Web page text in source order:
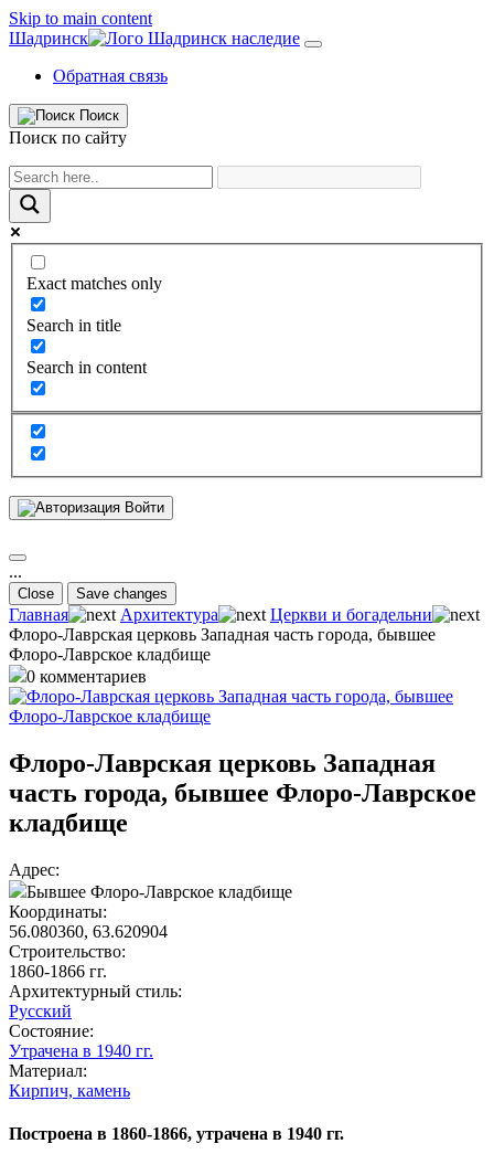
Skip to main content
Шадринск
Обратная связь
Поиск
Поиск по сайту
Exact matches only
Search in title
Search in content
Войти
...
Close Save changes
Главная Архитектура
Церкви и богадельни
Флоро-Лаврская церковь Западная часть города, бывшее
Флоро-Лаврское кладбище
0 комментариев
Флоро-Лаврская церковь Западная
часть города, бывшее Флоро-Лаврское
кладбище
Адрес:
Бывшее Флоро-Лаврское кладбище
Координаты:
56.080360, 63.620904
Строительство:
1860-1866 гг.
Архитектурный стиль:
Русский
Состояние:
Утрачена в 1940 гг.
Материал:
Кирпич, камень
Построена в 1860-1866, утрачена в 1940 гг.